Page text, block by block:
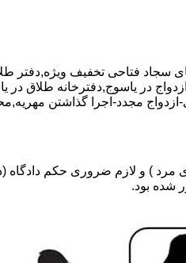
در یاسوج,دفترخانه طلاق در
مجدد-اجرا گذاشتن
شده بود.